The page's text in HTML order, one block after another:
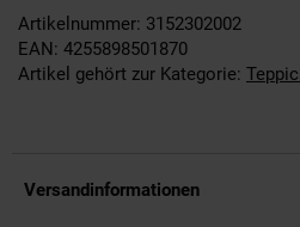
Artikelnummer: 3152302002
EAN: 4255898501870
Artikel gehört zur Kategorie:
Versandinformationen